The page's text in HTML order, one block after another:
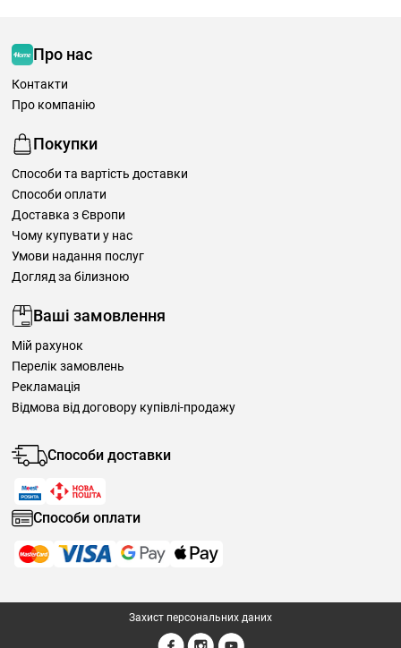
Про нас
Контакти
Про компанію
Покупки
Способи та вартість доставки
Способи оплати
Доставка з Європи
Чому купувати у нас
Умови надання послуг
Догляд за білизною
Ваші замовлення
Мій рахунок
Перелік замовлень
Рекламація
Відмова від договору купівлі-продажу
Способи доставки
Способи оплати
Захист персональних даних